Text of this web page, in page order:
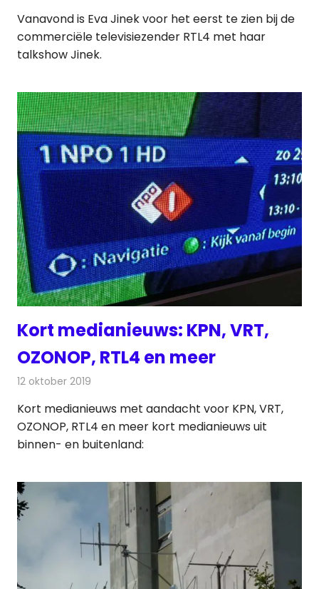
Vanavond is Eva Jinek voor het eerst te zien bij de
commerciële televisiezender RTL4 met haar
talkshow Jinek.
Kort medianieuws: KPN, VRT,
OZONOP, RTL4 en meer
12 oktober 2019
Kort medianieuws met aandacht voor KPN, VRT,
OZONOP, RTL4 en meer kort medianieuws uit
binnen- en buitenland: